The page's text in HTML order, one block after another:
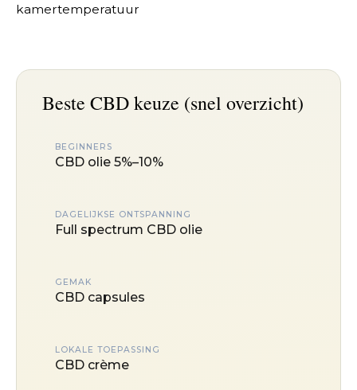
kamertemperatuur
Beste CBD keuze (snel overzicht)
BEGINNERS
CBD olie 5%–10%
DAGELIJKSE ONTSPANNING
Full spectrum CBD olie
GEMAK
CBD capsules
LOKALE TOEPASSING
CBD crème